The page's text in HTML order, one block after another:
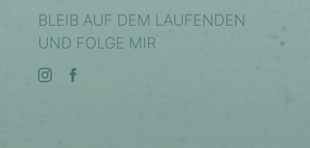
BLEIB AUF DEM LAUFENDEN
UND FOLGE MIR